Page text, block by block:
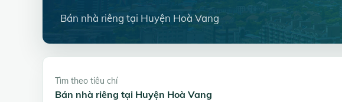
Bán nhà riêng tại Huyện Hoà Vang
Tìm theo tiêu chí
Bán nhà riêng tại Huyện Hoà Vang